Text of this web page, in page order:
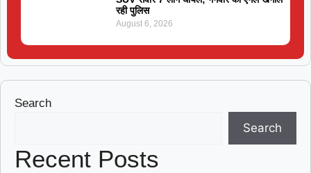
रही पुलिस
August 6, 2026
Search
Search
Recent Posts